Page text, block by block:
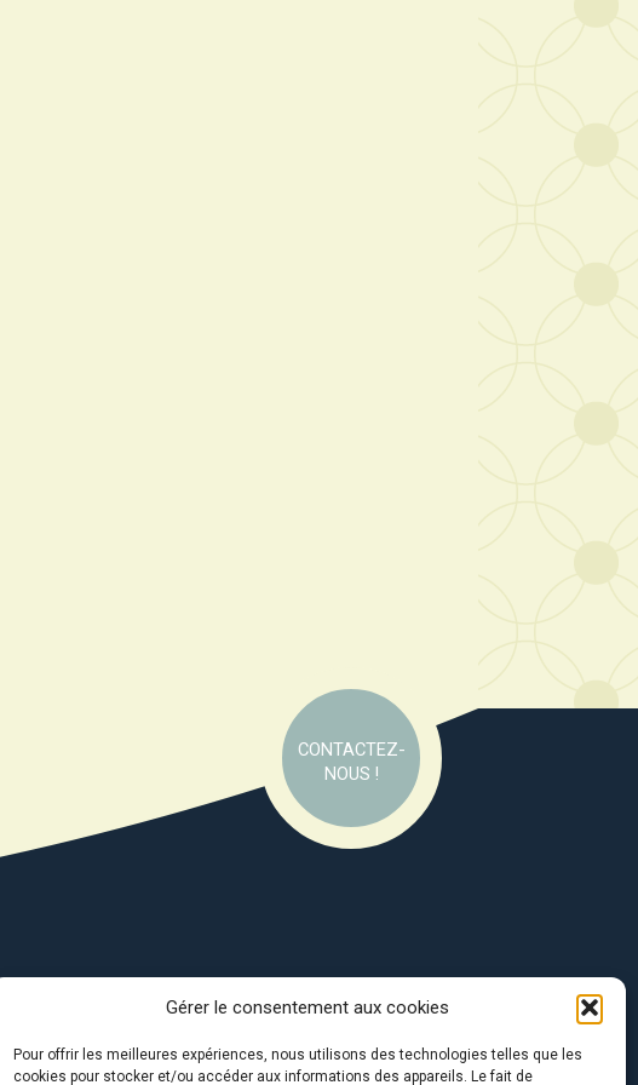
Gérer le consentement aux cookies
Pour offrir les meilleures expériences, nous utilisons des technologies telles que les
cookies pour stocker et/ou accéder aux informations des appareils. Le fait de
CONTACTEZ-
NOUS !
Avec le soutien de :